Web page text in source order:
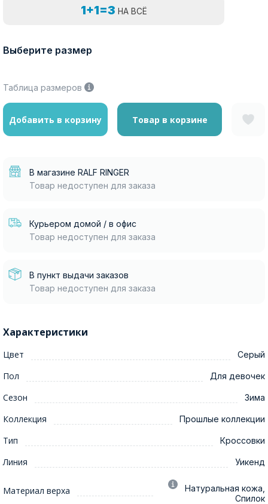
1+1=3 НА ВСЁ
Выберите размер
Таблица размеров
Добавить в корзину Товар в корзине
В магазине RALF RINGER
Товар недоступен для заказа
Курьером домой / в офис
Товар недоступен для заказа
В пункт выдачи заказов
Товар недоступен для заказа
Характеристики
Цвет Серый
Пол Для девочек
Сезон Зима
Коллекция Прошлые коллекции
Тип Кроссовки
Линия Уикенд
Материал верха
Натуральная кожа,
Спилок